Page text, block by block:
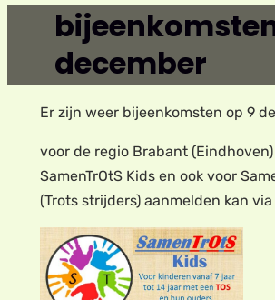
december
Er zijn weer bijeenkomsten op 9
voor de regio Brabant
SamenTrOtS Kids en ook voor
(Trots strijders) aanmelden kan via